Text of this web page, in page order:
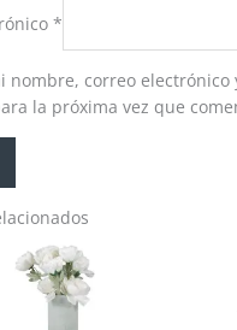
*
nombre, correo electrónico
la próxima vez que